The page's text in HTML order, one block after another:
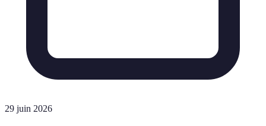
29 juin 2026